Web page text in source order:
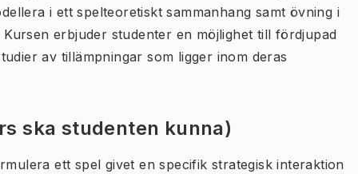
i ett spelteoretiskt sammanhang samt övning i
erbjuder studenter en möjlighet till fördjupad
av tillämpningar som ligger inom deras
ska studenten kunna)
ett spel givet en specifik strategisk interaktion